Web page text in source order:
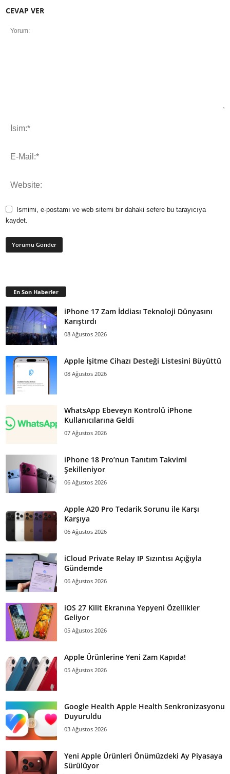
CEVAP VER
Ismimi, e-postamı ve web sitemi bir dahaki sefere bu tarayıcıya
kaydet.
En Son Haberler
iPhone 17 Zam İddiası Teknoloji Dünyasını
Karıştırdı
08 Ağustos 2026
Apple İşitme Cihazı Desteği Listesini Büyüttü
08 Ağustos 2026
WhatsApp Ebeveyn Kontrolü iPhone
Kullanıcılarına Geldi
07 Ağustos 2026
iPhone 18 Pro’nun Tanıtım Takvimi
Şekilleniyor
06 Ağustos 2026
Apple A20 Pro Tedarik Sorunu ile Karşı
Karşıya
06 Ağustos 2026
iCloud Private Relay IP Sızıntısı Açığıyla
Gündemde
06 Ağustos 2026
iOS 27 Kilit Ekranına Yepyeni Özellikler
Geliyor
05 Ağustos 2026
Apple Ürünlerine Yeni Zam Kapıda!
05 Ağustos 2026
Google Health Apple Health Senkronizasyonu
Duyuruldu
03 Ağustos 2026
Yeni Apple Ürünleri Önümüzdeki Ay Piyasaya
Sürülüyor